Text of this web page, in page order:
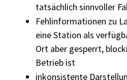
tatsächlich sinnvoller
Fehlinformationen zu
eine Station als
Ort aber gesperrt,
Betrieb ist
inkonsistente